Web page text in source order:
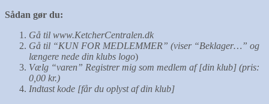
Sådan gør du:
Gå til www.KetcherCentralen.dk
Gå til “KUN FOR MEDLEMMER” (viser “Beklager…” og
længere nede din klubs logo)
Vælg “varen” Registrer mig som medlem af [din klub] (pris:
0,00 kr.)
Indtast kode [får du oplyst af din klub]